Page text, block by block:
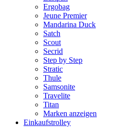
Ergobag
Jeune Premier
Mandarina Duck
Satch
Scout
Secrid
Step by Step
Stratic
Thule
Samsonite
Travelite
Titan
Marken anzeigen
Einkaufstrolley